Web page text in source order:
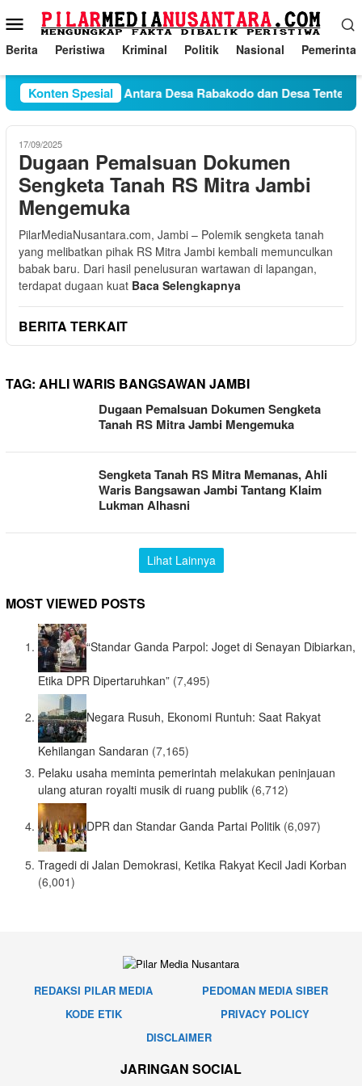
ke
konten
Menu
Mobile
Berita Peristiwa Kriminal Politik Nasional
Konten SpesialKonflik Antara Desa Rabakodo dan Desa Tente
17/09/2025
Dugaan Pemalsuan Dokumen
Sengketa Tanah RS Mitra Jambi
Mengemuka
PilarMediaNusantara.com, Jambi – Polemik sengketa tanah
yang melibatkan pihak RS Mitra Jambi kembali memunculkan
babak baru. Dari hasil penelusuran wartawan di lapangan,
terdapat dugaan kuat Baca Selengkapnya
BERITA TERKAIT
TAG: AHLI WARIS BANGSAWAN JAMBI
Dugaan Pemalsuan Dokumen Sengketa
Tanah RS Mitra Jambi Mengemuka
Sengketa Tanah RS Mitra Memanas, Ahli
Waris Bangsawan Jambi Tantang Klaim
Lukman Alhasni
Lihat Lainnya
MOST VIEWED POSTS
“Standar Ganda Parpol: Joget di Senayan Dibiarkan,
Etika DPR Dipertaruhkan” (7,495)
Negara Rusuh, Ekonomi Runtuh: Saat Rakyat
Kehilangan Sandaran (7,165)
Pelaku usaha meminta pemerintah melakukan peninjauan
ulang aturan royalti musik di ruang publik (6,712)
DPR dan Standar Ganda Partai Politik (6,097)
Tragedi di Jalan Demokrasi, Ketika Rakyat Kecil Jadi Korban
(6,001)
REDAKSI PILAR MEDIA
PEDOMAN MEDIA SIBER
KODE ETIK
PRIVACY POLICY
DISCLAIMER
JARINGAN SOCIAL